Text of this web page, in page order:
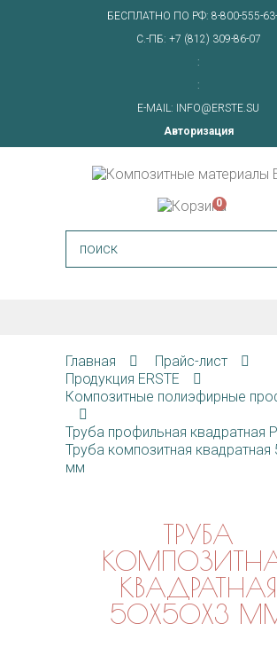
БЕСПЛАТНО ПО РФ: 8-800-555-
С.-ПБ: +7 (812) 309-86-07
:
:
E-MAIL:
INFO@ERSTE.SU
Авторизация
0
Главная
Прайс-лист
Продукция ERSTE
Композитные полиэфирные
Труба профильная квадратная
Труба композитная квадратная
мм
ТРУБА
КВАДРАТНАЯ
50Х50Х3